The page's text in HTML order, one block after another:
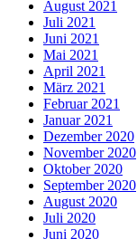
August 2021
Juli 2021
Juni 2021
Mai 2021
April 2021
März 2021
Februar 2021
Januar 2021
Dezember 2020
November 2020
Oktober 2020
September 2020
August 2020
Juli 2020
Juni 2020